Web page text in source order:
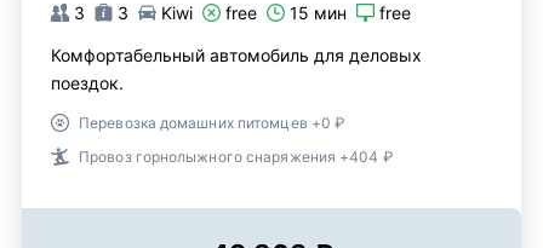
3 3 Kiwi free 15 мин free
Комфортабельный автомобиль для деловых
поездок.
Перевозка домашних питомцев +0 ₽
Провоз горнолыжного снаряжения +404 ₽